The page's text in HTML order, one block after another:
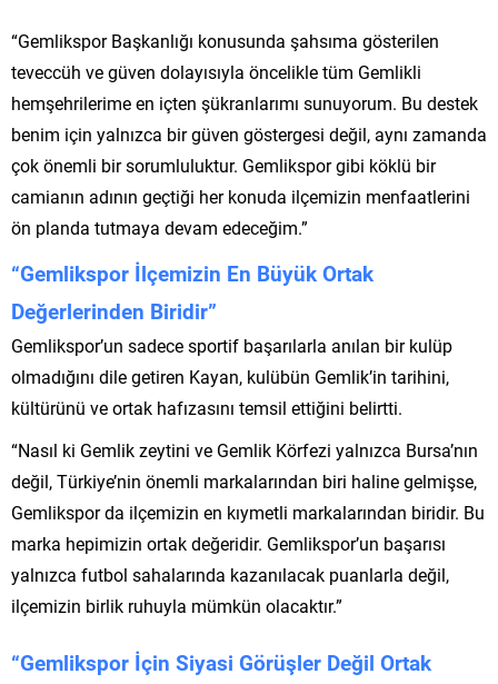
“Gemlikspor Başkanlığı konusunda şahsıma gösterilen
teveccüh ve güven dolayısıyla öncelikle tüm Gemlikli
hemşehrilerime en içten şükranlarımı sunuyorum. Bu destek
benim için yalnızca bir güven göstergesi değil, aynı zamanda
çok önemli bir sorumluluktur. Gemlikspor gibi köklü bir
camianın adının geçtiği her konuda ilçemizin menfaatlerini
ön planda tutmaya devam edeceğim.”
“Gemlikspor İlçemizin En Büyük Ortak
Değerlerinden Biridir”
Gemlikspor’un sadece sportif başarılarla anılan bir kulüp
olmadığını dile getiren Kayan, kulübün Gemlik’in tarihini,
kültürünü ve ortak hafızasını temsil ettiğini belirtti.
“Nasıl ki Gemlik zeytini ve Gemlik Körfezi yalnızca Bursa’nın
değil, Türkiye’nin önemli markalarından biri haline gelmişse,
Gemlikspor da ilçemizin en kıymetli markalarından biridir. Bu
marka hepimizin ortak değeridir. Gemlikspor’un başarısı
yalnızca futbol sahalarında kazanılacak puanlarla değil,
ilçemizin birlik ruhuyla mümkün olacaktır.”
“Gemlikspor İçin Siyasi Görüşler Değil Ortak